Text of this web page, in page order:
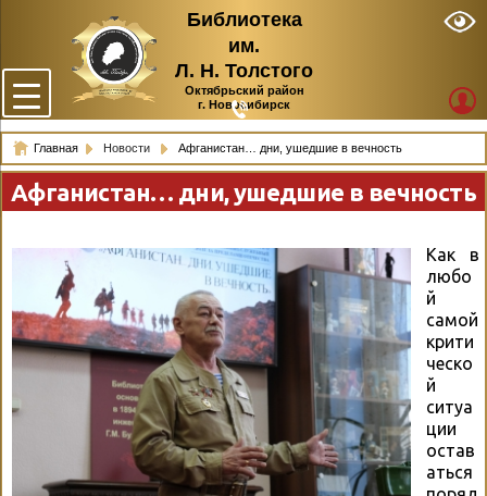
Библиотека
им.
Л. Н. Толстого
Октябрьский район
г. Новосибирск
Главная Новости Афганистан… дни, ушедшие в вечность
Афганистан… дни, ушедшие в вечность
Как в
любо
й
самой
крити
ческо
й
ситуа
ции
остав
аться